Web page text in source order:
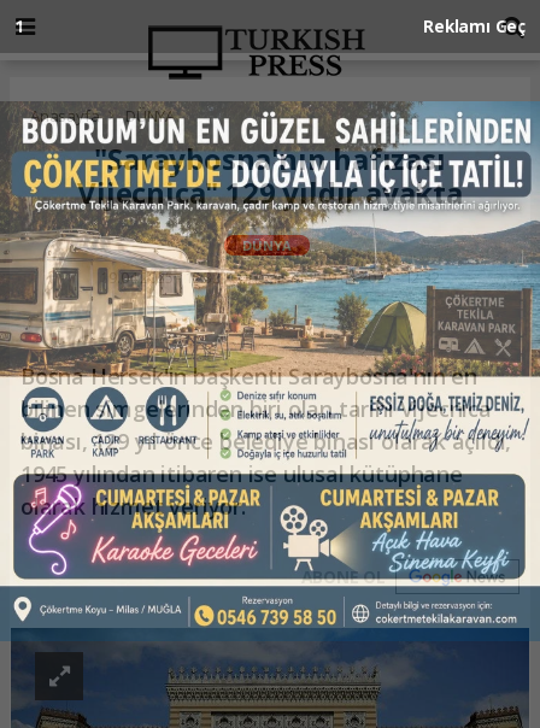
Anasayfa DÜNYA
"Saraybosna'nın hafızası
Vijecnica" 129 yıldır ayakta
DÜNYA
19.04.2025 - 12:32, Güncelleme: 19.04.2025 - 12:32
Bosna Hersek'in başkenti Saraybosna'nın en
bilinen simgelerinden biri olan tarihi Vijecnica
binası, 129 yıl önce belediye binası olarak açıldı,
1945 yılından itibaren ise ulusal kütüphane
olarak hizmet veriyor.
ABONE OL